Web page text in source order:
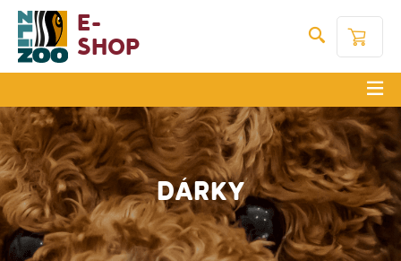
E-
Shop
DÁRKY